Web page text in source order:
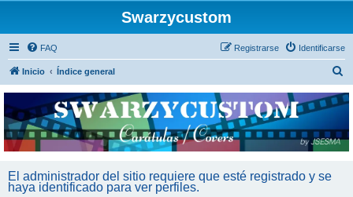
Swarzycustom
FAQ Identificarse
Registrarse
Inicio Índice general
c
El administrador del sitio requiere que esté registrado y se
haya identificado para ver perfiles.